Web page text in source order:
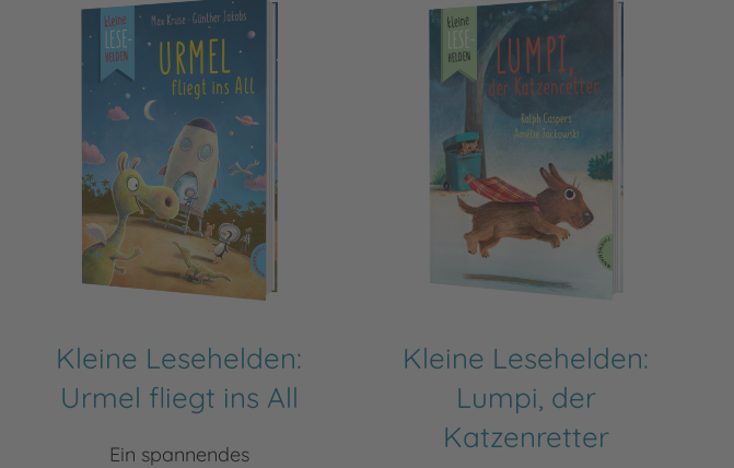
Kleine Lesehelden:
Urmel fliegt ins All
Ein spannendes
Kleine Lesehelden:
Lumpi, der
Katzenretter